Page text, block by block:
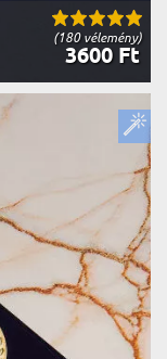
(180 vélemény)
3600 Ft